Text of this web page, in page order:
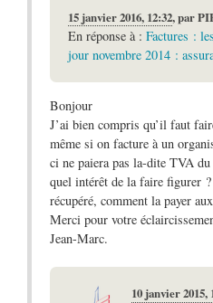
15 janvier 2016, 12:32,par
En réponse à : Factures :
jour novembre 2014 :
Bonjour
J’ai bien compris qu’il faut
même si on facture à un
ci ne paiera pas la-dite TVA
quel intérêt de la faire figurer
récupéré, comment la payer
Merci pour votre
Jean-Marc.
10 janvier 2015,